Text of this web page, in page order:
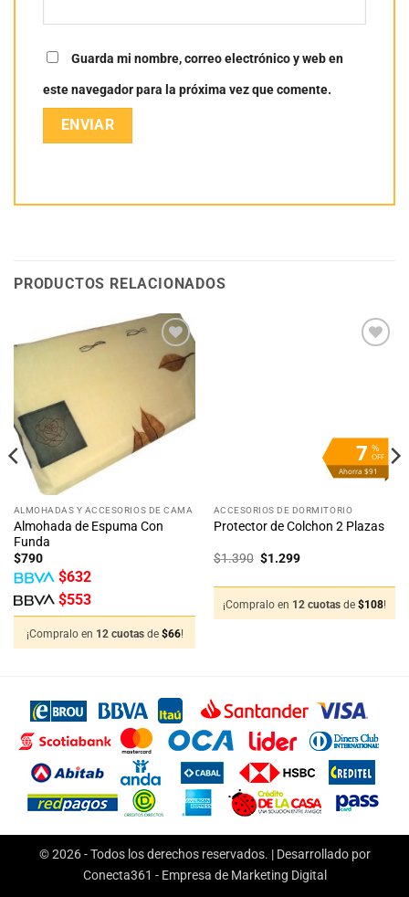
Guarda mi nombre, correo electrónico y web en
este navegador para la próxima vez que comente.
PRODUCTOS RELACIONADOS
Añadir
a la
ALMOHADAS Y ACCESORIOS DE CAMA
Almohada de Espuma Con
Funda
$790
$632
$553
¡Compralo en 12 cuotas de $66!
%
OFF
7
Ahorra $91
ACCESORIOS DE DORMITORIO
Protector de Colchon 2 Plazas
$1.390 El
$1.390.
$1.299El
$1.299.
¡Compralo en 12 cuotas de $108!
© 2026 - Todos los derechos reservados. | Desarrollado por
Conecta361 - Empresa de Marketing Digital